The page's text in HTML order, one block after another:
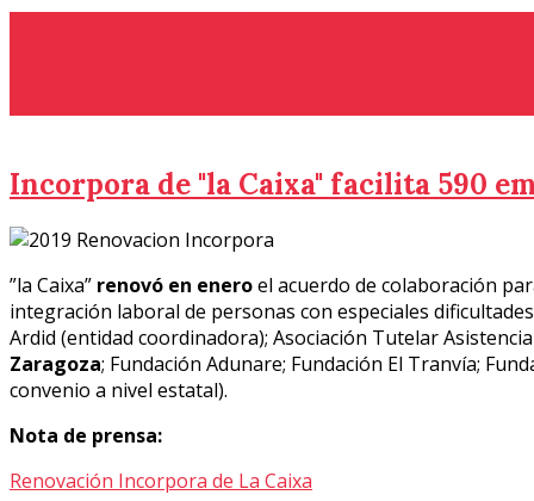
Incorpora de "la Caixa" facilita 590
”la Caixa” renovó en eneroel acuerdo de colaboración
integración laboral de personas con especiales
Ardid (entidad coordinadora); Asociación Tutelar
Zaragoza; Fundación Adunare; Fundación El Tranvía;
convenio a nivel estatal).
Nota de prensa:
Renovación Incorpora de La Caixa